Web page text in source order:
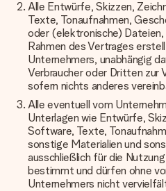
Alle Entwürfe, Skizzen,
Texte, Tonaufnahmen,
oder (elektronische)
Rahmen des Vertrages
Unternehmers, unabhängig
Verbraucher oder Dritten zur
sofern nichts anderes
Alle eventuell vom
Unterlagen wie Entwürfe,
Software, Texte,
sonstige Materialien und
ausschließlich für die
bestimmt und dürfen ohne
Unternehmers nicht